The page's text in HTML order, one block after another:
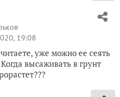
19:08
уже можно ее сеять
высаживать в грунт